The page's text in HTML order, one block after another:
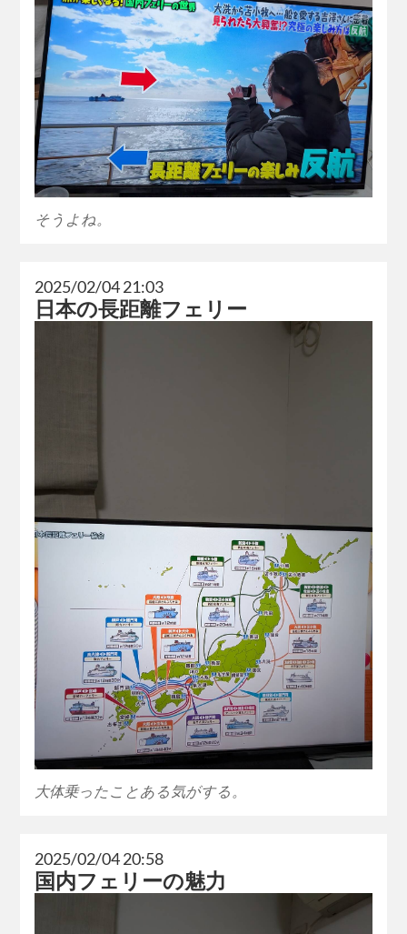
そうよね。
2025/02/04 21:03
日本の長距離フェリー
大体乗ったことある気がする。
2025/02/04 20:58
国内フェリーの魅力